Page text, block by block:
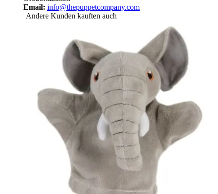
Email: info@thepuppetcompany.com
Andere Kunden kauften auch